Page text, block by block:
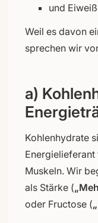
und
Weil es davon
sprechen wir
a)
Kohlenhydrate
Energielieferant
Muskeln. Wir
als Stärke (
oder Fructose (